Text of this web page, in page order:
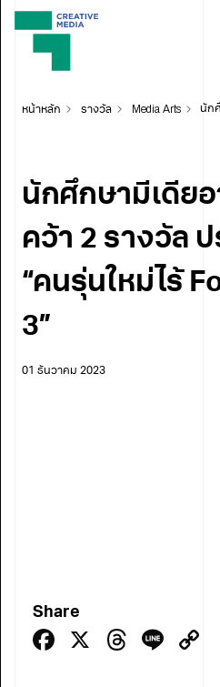
หน้าหลัก รางวัล Media Arts
นักศึกษามีเดีย
คว้า 2 รางวัล
“คนรุ่นใหม่ไร้
3”
01 ธันวาคม 2023
Share
Facebook
X Threads
Line